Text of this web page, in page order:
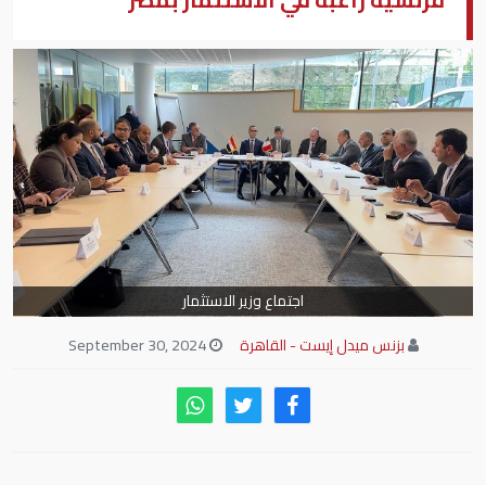
اجتماع وزير الاستثمار
بزنس ميدل إيست - القاهرة
September 30, 2024